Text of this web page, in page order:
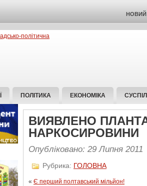
НОВИЙ
ПОЛІТИКА ЕКОНОМІКА
ВИЯВЛЕНО
НАРКОСИРОВИНИ
Опубліковано: 29 Липня 2011
Рубрика: ГОЛОВНА
« Є перший полтавський мільйон!